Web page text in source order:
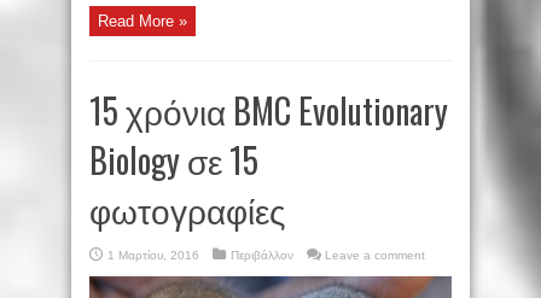
Read More »
15 χρόνια BMC Evolutionary
Biology σε 15
φωτογραφίες
1 Μαρτίου, 2016 Περιβάλλον Leave a comment